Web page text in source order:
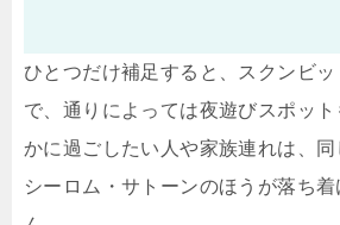
ひとつだけ補足すると、スクンビ
で、通りによっては夜遊びスポッ
かに過ごしたい人や家族連れは、
シーロム・サトーンのほうが落ち